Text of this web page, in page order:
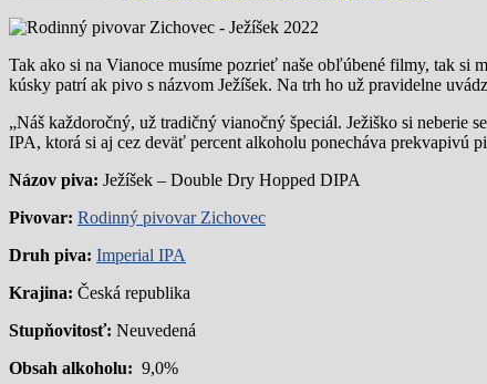
Tak ako si na Vianoce musíme pozrieť naše obľúbené filmy, tak si
kúsky patrí ak pivo s názvom Ježíšek. Na trh ho už pravidelne
„Náš každoročný, už tradičný vianočný špeciál. Ježiško si neberie
IPA, ktorá si aj cez deväť percent alkoholu ponecháva prekvapivú
Názov piva: Ježíšek – Double Dry Hopped DIPA
Pivovar: Rodinný pivovar Zichovec
Druh piva: Imperial IPA
Krajina: Česká republika
Stupňovitosť: Neuvedená
Obsah alkoholu: 9,0%